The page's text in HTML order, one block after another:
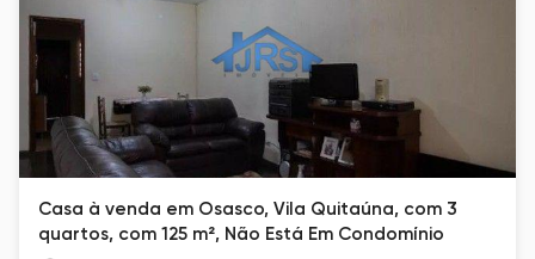
Casa à venda em Osasco, Vila Quitaúna, com 3
quartos, com 125 m², Não Está Em Condomínio